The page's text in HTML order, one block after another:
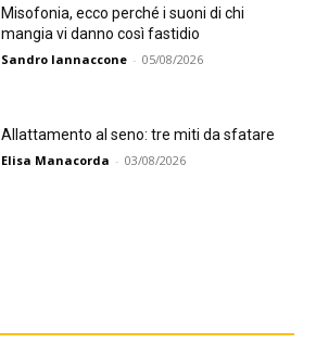
Misofonia, ecco perché i suoni di chi
mangia vi danno così fastidio
Sandro Iannaccone - 05/08/2026
Allattamento al seno: tre miti da sfatare
Elisa Manacorda - 03/08/2026